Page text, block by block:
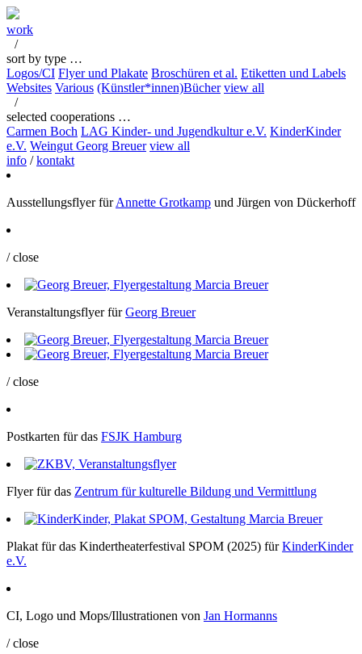
work
/
sort by type …
Logos/CI Flyer und Plakate Broschüren et al. Etiketten und Labels
Websites Various (Künstler*innen)Bücher view all
/
selected cooperations …
Carmen Boch LAG Kinder- und Jugendkultur e.V. KinderKinder
e.V. Weingut Georg Breuer view all
info /kontakt
Ausstellungsflyer fürAnnette Grotkamp und Jürgen von Dückerhoff
/ close
Veranstaltungsflyer fürGeorg Breuer
/ close
Postkarten für das FSJK Hamburg
Flyer für das Zentrum für kulturelle Bildung und Vermittlung
Plakat für das Kindertheaterfestival SPOM (2025) fürKinderKinder
e.V.
CI, Logo und Mops/Illustrationen von Jan Hormanns
/ close